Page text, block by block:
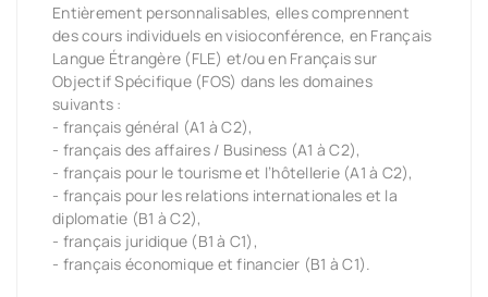
Entièrement personnalisables, elles comprennent
des cours individuels en visioconférence, en Français
Langue Étrangère (FLE) et/ou en Français sur
Objectif Spécifique (FOS) dans les domaines
suivants :
- français général (A1 à C2),
- français des affaires / Business (A1 à C2),
- français pour le tourisme et l’hôtellerie (A1 à C2),
- français pour les relations internationales et la
diplomatie (B1 à C2),
- français juridique (B1 à C1),
- français économique et financier (B1 à C1).